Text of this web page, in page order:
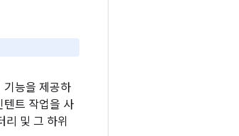
기능을 제공하
텐트 작업을 사
및 그 하위